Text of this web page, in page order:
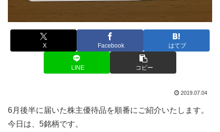
X Facebook はてブ
LINE コピー
2019.07.04
6月後半に届いた株主優待品を順番にご紹介いたします。
今日は、5銘柄です。